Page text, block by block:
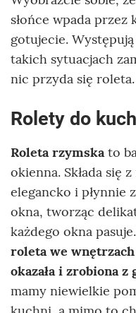
słońce wpada
gotujecie.
takich sytuacjach
nic przyda się roleta.
Rolety do
Roleta rzymskato
okienna. Składa się
elegancko i płynnie
okna, tworząc
każdego okna pasuje.
roleta we
okazała i zrobiona z
mamy niewielkie